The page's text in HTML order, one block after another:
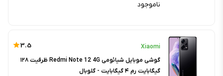
ناموجود
Xiaomi
3.5
گوشی موبایل شیائومی Redmi Note 12 4G ظرفیت ۱۲۸
گیگابایت رم ۴ گیگابایت - گلوبال